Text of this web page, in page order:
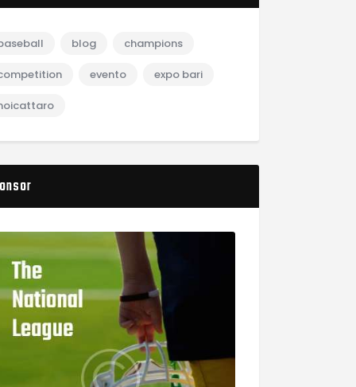
blog champions
evento expo bari